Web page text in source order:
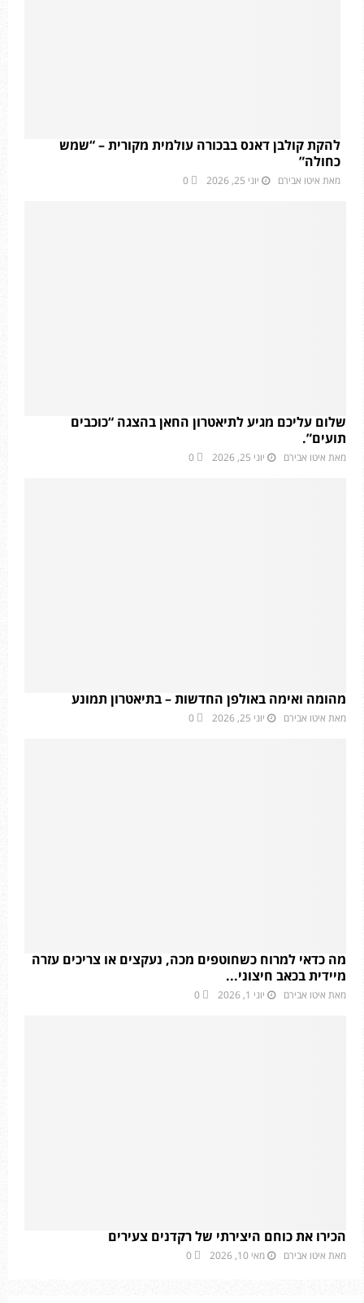
להקת קולבן דאנס בבכורה עולמית מקורית – “שמש
כחולה”
מאת איטו אבירם יוני 25, 2026 0
שלום עליכם מגיע לתיאטרון החאן בהצגה “כוכבים
תועים”.
מאת איטו אבירם יוני 25, 2026 0
מהומה ואימה באולפן החדשות – בתיאטרון תמונע
מאת איטו אבירם יוני 25, 2026 0
מה כדאי למרוח כשחוטפים מכה, נעקצים או צריכים עזרה
מיידית בכאב חיצוני...
מאת איטו אבירם יוני 1, 2026 0
הכירו את כוחם היצירתי של רקדנים צעירים
מאת איטו אבירם מאי 10, 2026 0